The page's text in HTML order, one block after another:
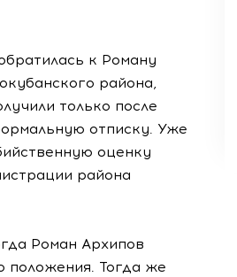
к Роману
района,
только после
отписку. Уже
оценку
района
Роман Архипов
положения. Тогда же